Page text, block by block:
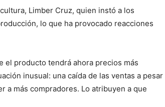
Limber Cruz, quien instó a los
lo que ha provocado reacciones
el producto tendrá ahora precios más
inusual: una caída de las ventas a pesar
a más compradores. Lo atribuyen a que